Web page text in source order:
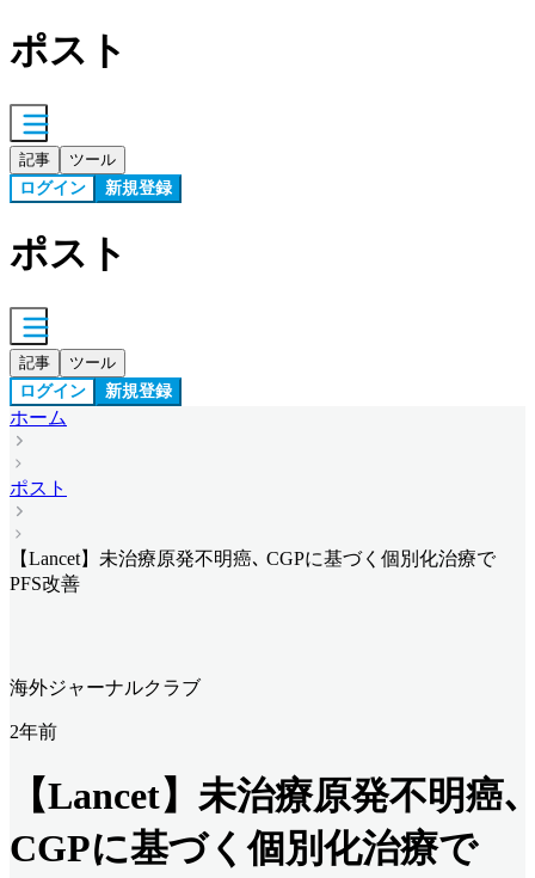
ポスト
記事 ツール
ログイン 新規登録
ポスト
記事 ツール
ログイン 新規登録
ホーム
ポスト
【Lancet】未治療原発不明癌､ CGPに基づく個別化治療で
PFS改善
海外ジャーナルクラブ
2年前
【Lancet】未治療原発不明癌､
CGPに基づく個別化治療で